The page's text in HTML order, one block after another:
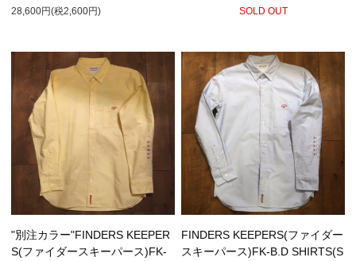
28,600円(税2,600円) SOLD OUT
"別注カラー"FINDERS KEEPER
S(ファイダースキーパース)FK-
FINDERS KEEPERS(ファイダー
スキーパース)FK-B.D SHIRTS(S